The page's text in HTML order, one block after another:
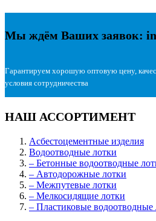
Мы ждём Ваших заявок:
Гарантируем хорошую оптовую цену,
условия сотрудничества
НАШ АССОРТИМЕНТ
Асбестоцементные изделия
Водоотводные лотки
– Бетонные водоотводные
– Автодорожные лотки
– Межпутевые лотки
– Мелкосидящие лотки
– Пластиковые водоотводные